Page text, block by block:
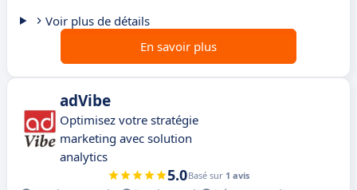
Voir plus de détails
En savoir plus
adVibe
Optimisez votre stratégie
marketing avec solution
analytics
5.0Basé sur 1 avis